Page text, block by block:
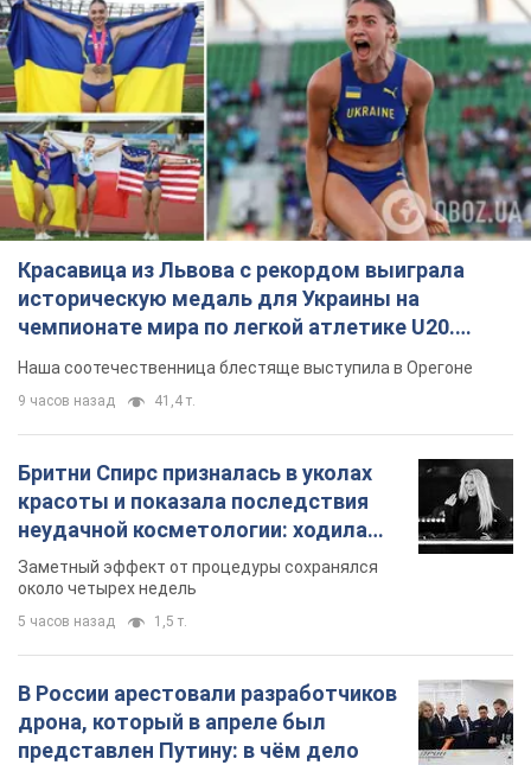
Красавица из Львова с рекордом выиграла
историческую медаль для Украины на
чемпионате мира по легкой атлетике U20.
Видео
Наша соотечественница блестяще выступила в Орегоне
9 часов назад 41,4 т.
Бритни Спирс призналась в уколах
красоты и показала последствия
неудачной косметологии: ходила
так почти месяц
Заметный эффект от процедуры сохранялся
около четырех недель
5 часов назад 1,5 т.
В России арестовали разработчиков
дрона, который в апреле был
представлен Путину: в чём дело